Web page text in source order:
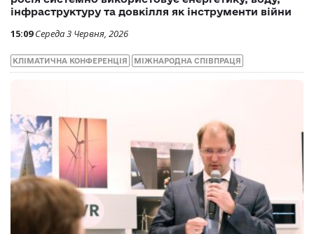
інфраструктуру та довкілля як інструменти війни
15:09 Середа 3 Червня, 2026
КЛІМАТИЧНА КОНФЕРЕНЦІЯ МІЖНАРОДНА СПІВПРАЦЯ